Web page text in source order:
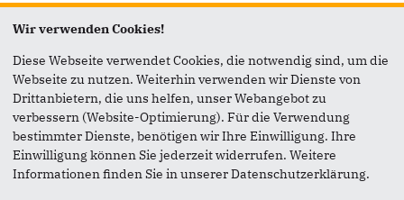
Vielen Dank, dass Sie die Inhalte unserer Homepage
weiterempfehlen.
Anmerkung: Ihre E-Mail-Adresse wird benötigt um die
Personen, denen Sie die Seite weiterempfehlen, zu
informieren, von wem die Empfehlung kommt, und dass es
kein Spam ist.
Das mit * gekennzeichnete Feld ist ein Pflichtfeld.
Wir verwenden Cookies!
Diese Webseite verwendet Cookies, die notwendig sind, um die
Webseite zu nutzen. Weiterhin verwenden wir Dienste von
Drittanbietern, die uns helfen, unser Webangebot zu
verbessern (Website-Optimierung). Für die Verwendung
bestimmter Dienste, benötigen wir Ihre Einwilligung. Ihre
Einwilligung können Sie jederzeit widerrufen. Weitere
Informationen finden Sie in unserer Datenschutzerklärung.